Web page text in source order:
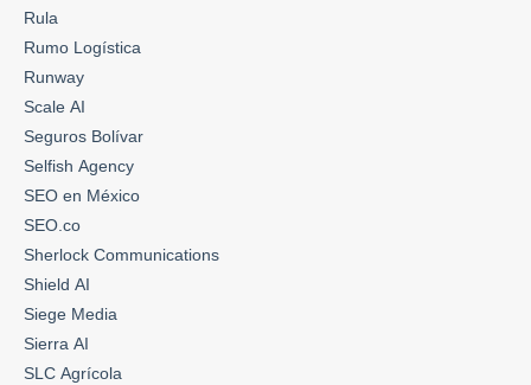
Rula
Rumo Logística
Runway
Scale AI
Seguros Bolívar
Selfish Agency
SEO en México
SEO.co
Sherlock Communications
Shield AI
Siege Media
Sierra AI
SLC Agrícola